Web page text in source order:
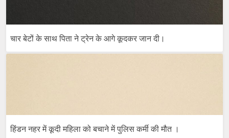
चार बेटों के साथ पिता ने ट्रेन के आगे कूदकर जान दी।
हिंडन नहर में कूदी महिला को बचाने में पुलिस कर्मी की मौत ।